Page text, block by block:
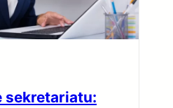
sekretariatu: